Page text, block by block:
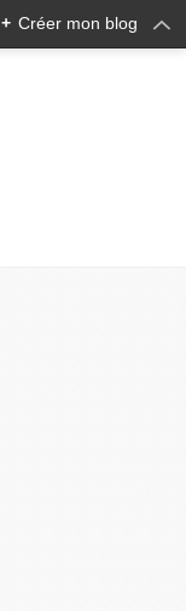
+ Créer mon blog